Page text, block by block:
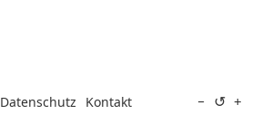
Datenschutz Kontakt − ↺ +